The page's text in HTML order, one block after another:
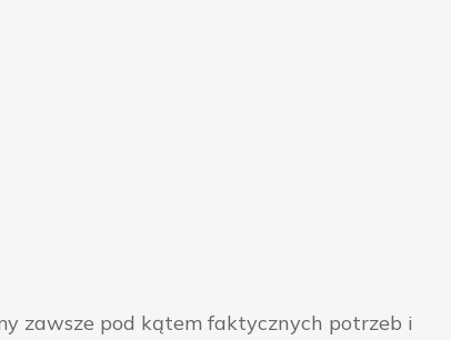
zawsze pod kątem faktycznych potrzeb i